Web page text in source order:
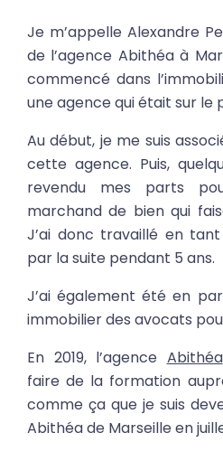
Je m’appelle Alexandre
de l’agence Abithéa à
commencé dans
une agence qui était sur le
Au début, je me suis
cette agence. Puis,
revendu mes parts
marchand de bien qui
J’ai donc travaillé en
par la suite pendant 5 ans.
J’ai également été en
immobilier des avocats
En 2019, l’agence Abithéa
faire de la formation
comme ça que je suis
Abithéa de Marseille en